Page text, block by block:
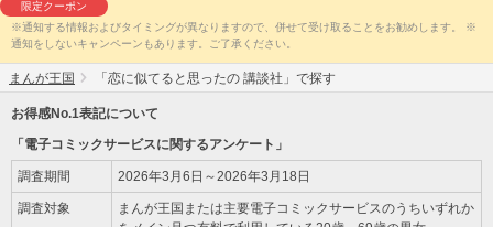
限定クーポン
※通知する情報およびタイミングが異なりますので、併せて受け取ることをお勧めします。 ※
通知をしないキャンペーンもあります。ご了承ください。
まんが王国 「恋に似てると思ったの 講談社」で探す
お得感No.1表記について
「電子コミックサービスに関するアンケート」
調査期間 2026年3月6日～2026年3月18日
調査対象
まんが王国または主要電子コミックサービスのうちいずれか